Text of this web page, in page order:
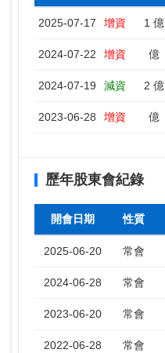
2025-07-17 增資 1 億
2024-07-22 增資 億
2024-07-19 減資 2 億
2023-06-28 增資 億
歷年股東會紀錄
開會日期 性質
2025-06-20 常會
2024-06-28 常會
2023-06-20 常會
2022-06-28 常會